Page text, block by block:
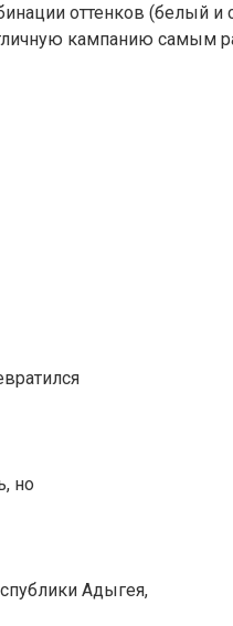
оттенков (белый и
кампанию самым
но
Адыгея,